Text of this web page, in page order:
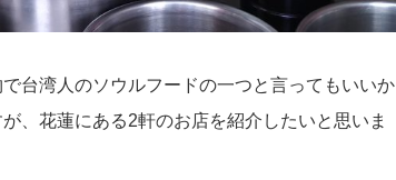
台湾人のソウルフードの一つと言ってもいいか
、花蓮にある2軒のお店を紹介したいと思いま